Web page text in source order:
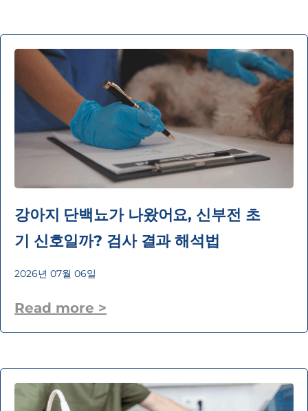
강아지 단백뇨가 나왔어요, 신부전 초
기 신호일까? 검사 결과 해석법
2026년 07월 06일
Read more >